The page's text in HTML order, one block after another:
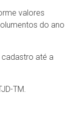
valores
do ano
cadastro até a
TM.